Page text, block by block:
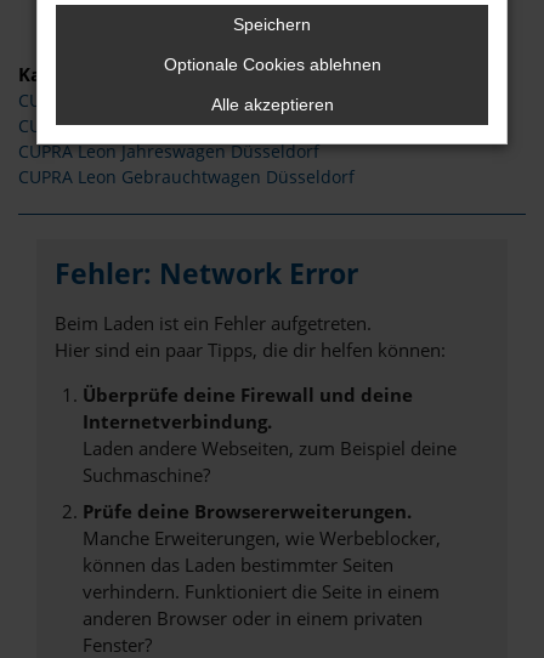
Kategorie
CUPRA Leon Neuwagen Düsseldorf
CUPRA Leon Tageszulassung Düsseldorf
CUPRA Leon Jahreswagen Düsseldorf
CUPRA Leon Gebrauchtwagen Düsseldorf
Fehler: Network Error
Beim Laden ist ein Fehler aufgetreten.
Hier sind ein paar Tipps, die dir helfen können:
Überprüfe deine Firewall und deine
Internetverbindung.
Laden andere Webseiten, zum Beispiel deine
Suchmaschine?
Prüfe deine Browsererweiterungen.
Manche Erweiterungen, wie Werbeblocker,
können das Laden bestimmter Seiten
verhindern. Funktioniert die Seite in einem
anderen Browser oder in einem privaten
Fenster?
Speichern
Optionale Cookies ablehnen
Alle akzeptieren